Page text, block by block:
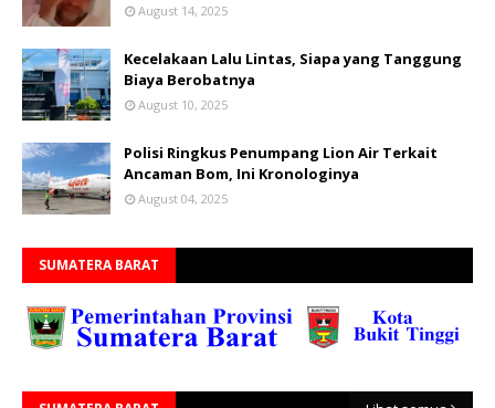
August 14, 2025
Kecelakaan Lalu Lintas, Siapa yang Tanggung
Biaya Berobatnya
August 10, 2025
Polisi Ringkus Penumpang Lion Air Terkait
Ancaman Bom, Ini Kronologinya
August 04, 2025
SUMATERA BARAT